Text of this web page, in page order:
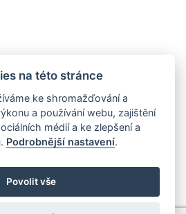
na této stránce
ke shromažďování a
a používání webu, zajištění
médií a ke zlepšení a
Podrobnější nastavení.
Povolit vše